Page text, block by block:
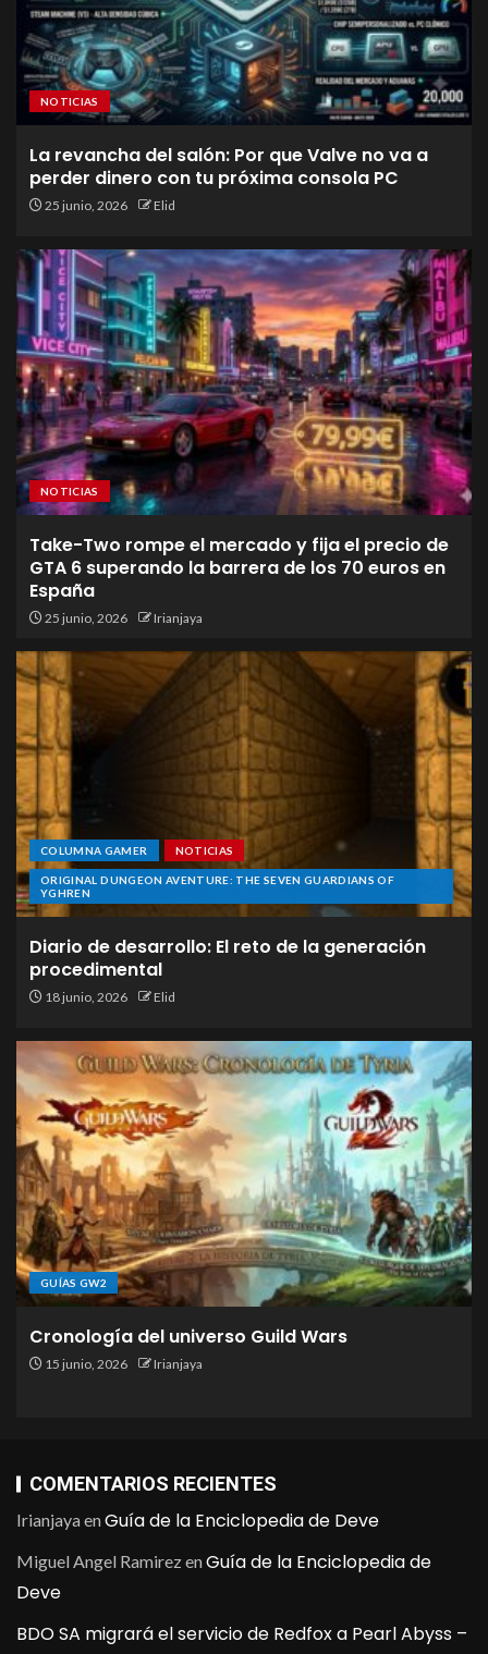
NOTICIAS
La revancha del salón: Por que Valve no va a
perder dinero con tu próxima consola PC
25 junio, 2026 Elid
NOTICIAS
Take-Two rompe el mercado y fija el precio de
GTA 6 superando la barrera de los 70 euros en
España
25 junio, 2026 Irianjaya
COLUMNA GAMER NOTICIAS
ORIGINAL DUNGEON AVENTURE: THE SEVEN GUARDIANS OF
YGHREN
Diario de desarrollo: El reto de la generación
procedimental
18 junio, 2026 Elid
GUÍAS GW2
Cronología del universo Guild Wars
15 junio, 2026 Irianjaya
COMENTARIOS RECIENTES
IrianjayaenGuía de la Enciclopedia de Deve
Miguel Angel RamirezenGuía de la Enciclopedia de
Deve
BDO SA migrará el servicio de Redfox a Pearl Abyss –